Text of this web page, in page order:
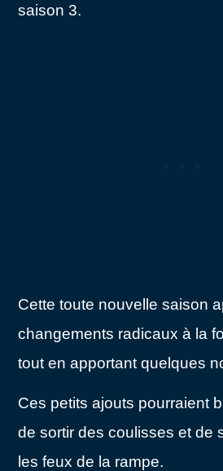
saison 3.
Cette toute nouvelle saison
changements radicaux à la
tout en apportant quelques
Ces petits ajouts pourraient
de sortir des coulisses et de
les feux de la rampe.